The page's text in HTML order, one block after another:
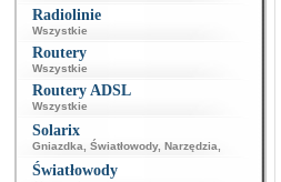
Radiolinie
Wszystkie
Routery
Wszystkie
Routery ADSL
Wszystkie
Solarix
Gniazdka Światłowody, Narzędzia
Światłowody